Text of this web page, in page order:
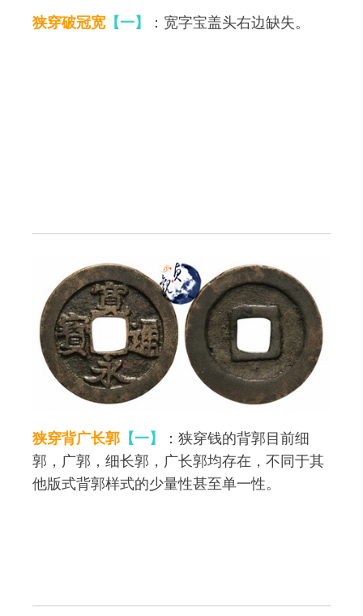
狭穿破冠宽 【一】 ：宽字宝盖头右边缺失。
狭穿背广长郭 【一】
：狭穿钱的背郭目前细
郭，广郭，细长郭，广长郭均存在，不同于其
他版式背郭样式的少量性甚至单一性。